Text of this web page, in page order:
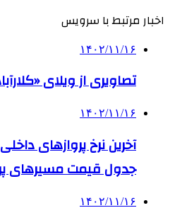
اخبار مرتبط با سرویس
۱۴۰۲/۱۱/۱۶
تصاویری از ویلای
۱۴۰۲/۱۱/۱۶
جدول قیمت مسیرهای
۱۴۰۲/۱۱/۱۶